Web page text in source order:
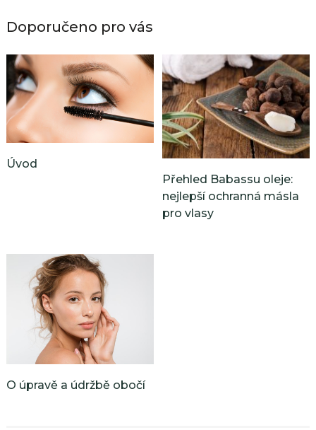
Doporučeno pro vás
Úvod
Přehled Babassu oleje:
nejlepší ochranná másla
pro vlasy
O úpravě a údržbě obočí